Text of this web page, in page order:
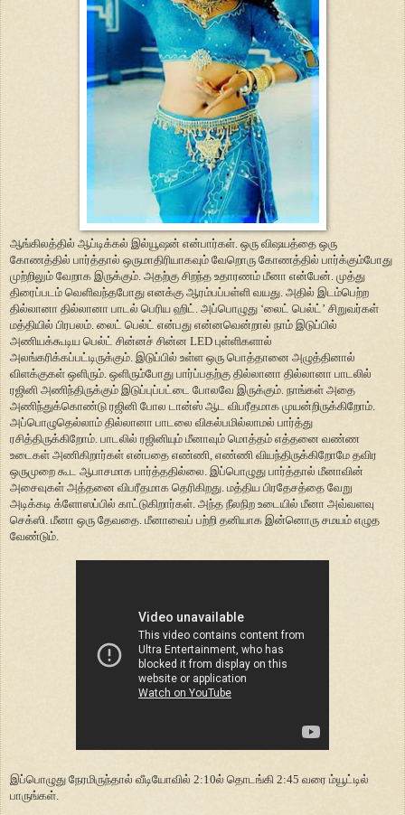
ஆங்கிலத்தில் ஆப்டிக்கல் இல்யூஷன் என்பார்கள். ஒரு விஷயத்தை ஒரு
கோணத்தில் பார்த்தால் ஒருமாதிரியாகவும் வேறொரு கோணத்தில் பார்க்கும்போது
முற்றிலும் வேறாக இருக்கும். அதற்கு சிறந்த உதாரணம் மீனா என்பேன். முத்து
திரைப்படம் வெளிவந்தபோது எனக்கு ஆரம்பப்பள்ளி வயது. அதில் இடம்பெற்ற
தில்லானா தில்லானா பாடல் பெரிய ஹிட். அப்பொழுது ‘லைட் பெல்ட்’ சிறுவர்கள்
மத்தியில் பிரபலம். லைட் பெல்ட் என்பது என்னவென்றால் நாம் இடுப்பில்
அணியக்கூடிய பெல்ட் சின்னச் சின்ன LED புள்ளிகளால்
அலங்கரிக்கப்பட்டிருக்கும். இடுப்பில் உள்ள ஒரு பொத்தானை அழுத்தினால்
விளக்குகள் ஒளிரும். ஒளிரும்போது பார்ப்பதற்கு தில்லானா தில்லானா பாடலில்
ரஜினி அணிந்திருக்கும் இடுப்புப்பட்டை போலவே இருக்கும். நாங்கள் அதை
அணிந்துக்கொண்டு ரஜினி போல டான்ஸ் ஆட விபரீதமாக முயன்றிருக்கிறோம்.
அப்பொழுதெல்லாம் தில்லானா பாடலை விகல்பமில்லாமல் பார்த்து
ரசித்திருக்கிறோம். பாடலில் ரஜினியும் மீனாவும் மொத்தம் எத்தனை வண்ண
உடைகள் அணிகிறார்கள் என்பதை எண்ணி, எண்ணி வியந்திருக்கிறோமே தவிர
ஒருமுறை கூட ஆபாசமாக பார்த்ததில்லை. இப்பொழுது பார்த்தால் மீனாவின்
அசைவுகள் அத்தனை விபரீதமாக தெரிகிறது. மத்திய பிரதேசத்தை வேறு
அடிக்கடி க்ளோஸப்பில் காட்டுகிறார்கள். அந்த நீலநிற உடையில் மீனா அவ்வளவு
செக்ஸி. மீனா ஒரு தேவதை. மீனாவைப் பற்றி தனியாக இன்னொரு சமயம் எழுத
வேண்டும்.
இப்பொழுது நேரமிருந்தால் வீடியோவில் 2:10ல் தொடங்கி 2:45 வரை ம்யூட்டில்
பாருங்கள்.